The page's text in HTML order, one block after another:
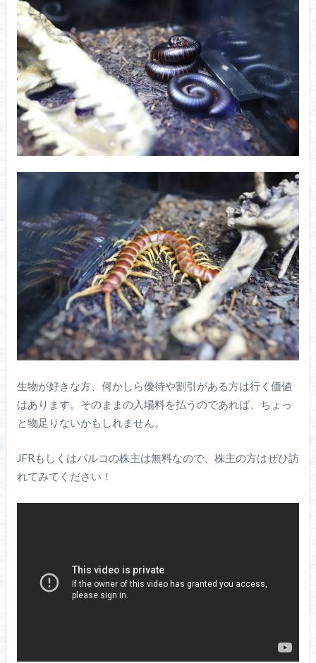
生物が好きな方、何かしら優待や割引がある方は行く価値
はあります。そのままの入場料を払うのであれば、ちょっ
と物足りないかもしれません。
JFRもしくはパルコの株主は無料なので、株主の方はぜひ訪
れてみてください！